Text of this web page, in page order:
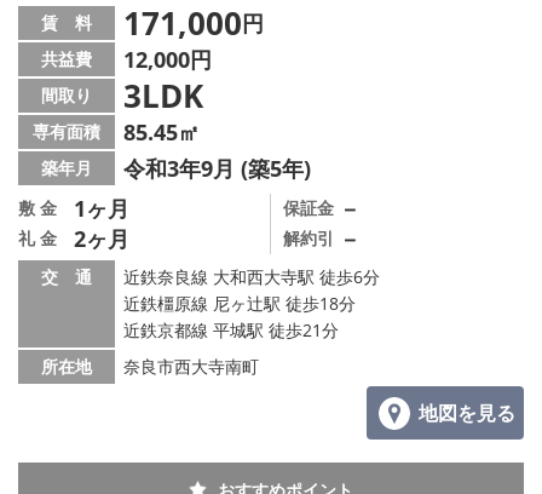
リフォーム のことなら！
オーナー様へ
住宅型有料老人 Ｆｌｅｕｒａｇｅ
店舗情報·アクセス
会社概要
メールでお問い合わせ
賃 料 171,000円
共益費 12,000円
間取り 3LDK
専有面積 85.45㎡
築年月 令和3年9月 (築5年)
敷 金 1ヶ月
礼 金 2ヶ月
保証金 －
解約引 －
交 通
近鉄奈良線 大和西大寺駅 徒歩6分
近鉄橿原線 尼ヶ辻駅 徒歩18分
近鉄京都線 平城駅 徒歩21分
所在地
奈良市西大寺南町
地図を見る